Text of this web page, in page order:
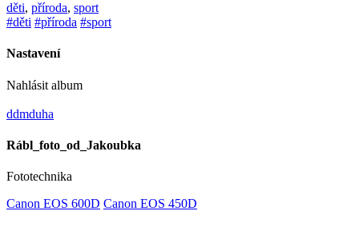
děti, příroda, sport
#děti #příroda #sport
Nastavení
Nahlásit album
ddmduha
Rábl_foto_od_Jakoubka
Fototechnika
Canon EOS 600D Canon EOS 450D